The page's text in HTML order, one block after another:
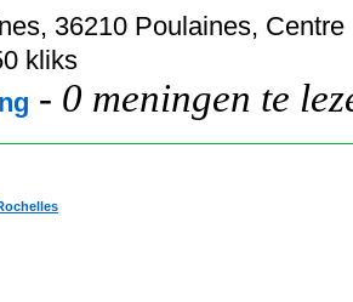
36210 Poulaines,
kliks
- 0 meningen te